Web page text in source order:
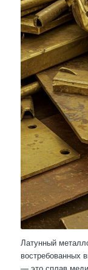
Латунный
востребованных